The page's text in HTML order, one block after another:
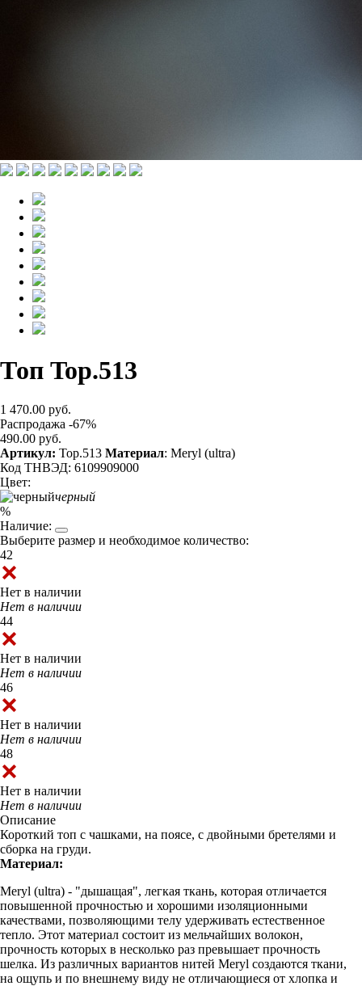
Топ Top.513
1 470.00 руб.
Распродажа -67%
490.00 руб.
Артикул: Top.513 Материал: Meryl (ultra)
Код ТНВЭД: 6109909000
Цвет:
черный
%
Наличие:
Выберите размер и необходимое количество:
42
Нет в наличии
Нет в наличии
44
Нет в наличии
Нет в наличии
46
Нет в наличии
Нет в наличии
48
Нет в наличии
Нет в наличии
Описание
Короткий топ с чашками, на поясе, с двойными бретелями и
сборка на груди.
Материал:
Meryl (ultra) - "дышащая", легкая ткань, которая отличается
повышенной прочностью и хорошими изоляционными
качествами, позволяющими телу удерживать естественное
тепло. Этот материал состоит из мельчайших волокон,
прочность которых в несколько раз превышает прочность
шелка. Из различных вариантов нитей Meryl создаются ткани,
на ощупь и по внешнему виду не отличающиеся от хлопка и